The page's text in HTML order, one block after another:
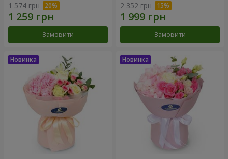
1 574 грн
Замовити
2 352 грн
Замовити